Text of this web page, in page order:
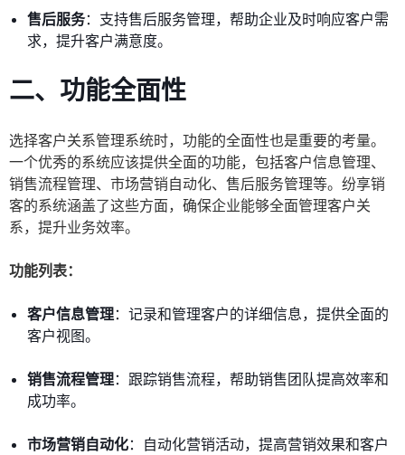
售后服务：支持售后服务管理，帮助企业及时响应客户需
求，提升客户满意度。
二、功能全面性
选择客户关系管理系统时，功能的全面性也是重要的考量。
一个优秀的系统应该提供全面的功能，包括客户信息管理、
销售流程管理、市场营销自动化、售后服务管理等。纷享销
客的系统涵盖了这些方面，确保企业能够全面管理客户关
系，提升业务效率。
功能列表：
客户信息管理：记录和管理客户的详细信息，提供全面的
客户视图。
销售流程管理：跟踪销售流程，帮助销售团队提高效率和
成功率。
市场营销自动化：自动化营销活动，提高营销效果和客户